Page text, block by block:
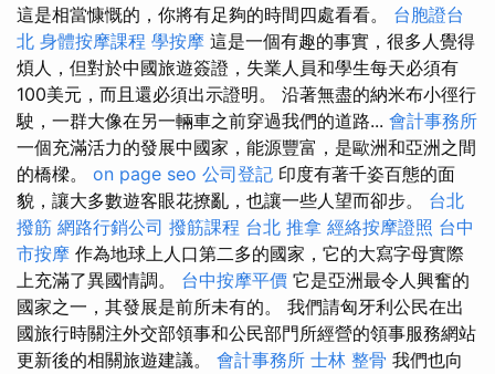
這是相當慷慨的，你將有足夠的時間四處看看。 台胞證台
北 身體按摩課程 學按摩 這是一個有趣的事實，很多人覺得
煩人，但對於中國旅遊簽證，失業人員和學生每天必須有
100美元，而且還必須出示證明。 沿著無盡的納米布小徑行
駛，一群大像在另一輛車之前穿過我們的道路... 會計事務所
一個充滿活力的發展中國家，能源豐富，是歐洲和亞洲之間
的橋樑。 on page seo 公司登記 印度有著千姿百態的面
貌，讓大多數遊客眼花撩亂，也讓一些人望而卻步。 台北
撥筋 網路行銷公司 撥筋課程 台北 推拿 經絡按摩證照 台中
市按摩 作為地球上人口第二多的國家，它的大寫字母實際
上充滿了異國情調。 台中按摩平價 它是亞洲最令人興奮的
國家之一，其發展是前所未有的。 我們請匈牙利公民在出
國旅行時關注外交部領事和公民部門所經營的領事服務網站
更新後的相關旅遊建議。 會計事務所 士林 整骨 我們也向